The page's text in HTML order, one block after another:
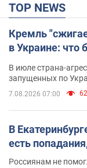
TOP NEWS
Кремль
в Украине: что
В июле страна-
запущенных по
7.08.2026 07:00
В
есть
Россиянам не